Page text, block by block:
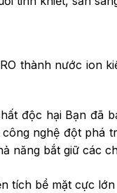
thành nước ion
độc hại Bạn đã
nghệ đột phá
năng bắt giữ các
tích bề mặt cực lớn